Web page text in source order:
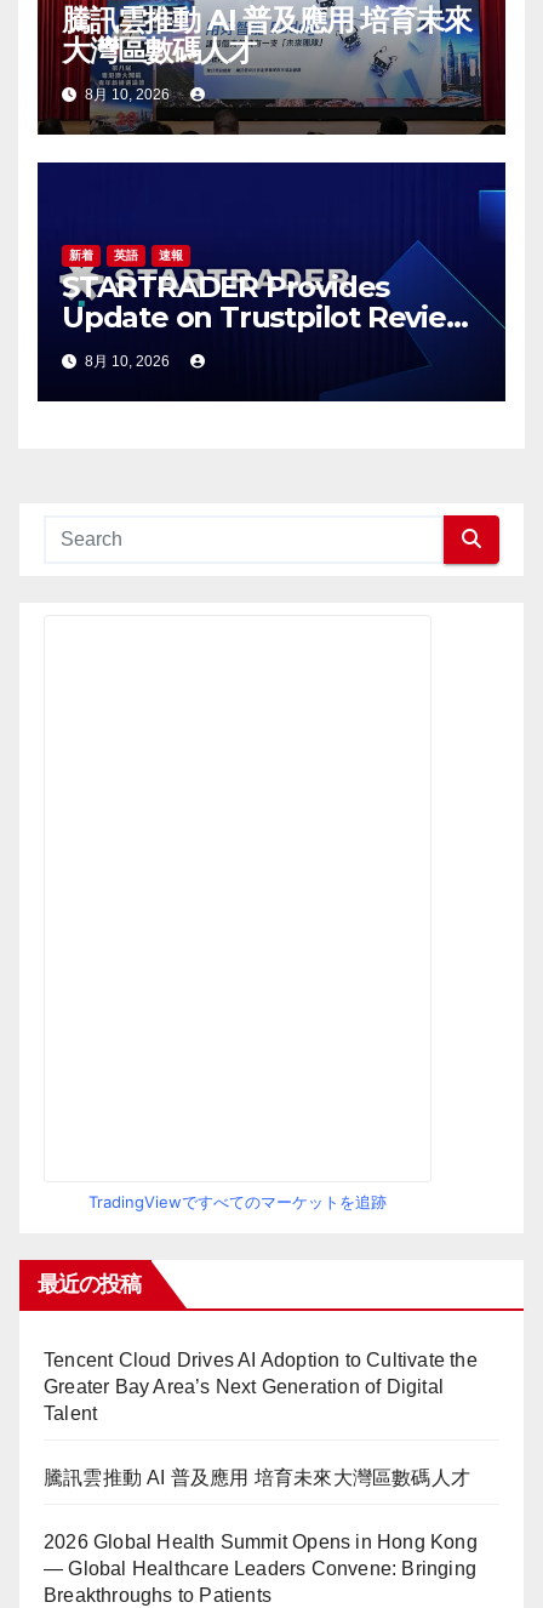
騰訊雲推動 AI 普及應用 培育未來
大灣區數碼人才
8月 10, 2026
新着 英語 速報
STARTRADER Provides
Update on Trustpilot Review
Profiles
8月 10, 2026
TradingViewですべてのマーケットを追跡
最近の投稿
Tencent Cloud Drives AI Adoption to Cultivate the
Greater Bay Area’s Next Generation of Digital
Talent
騰訊雲推動 AI 普及應用 培育未來大灣區數碼人才
2026 Global Health Summit Opens in Hong Kong
— Global Healthcare Leaders Convene: Bringing
Breakthroughs to Patients